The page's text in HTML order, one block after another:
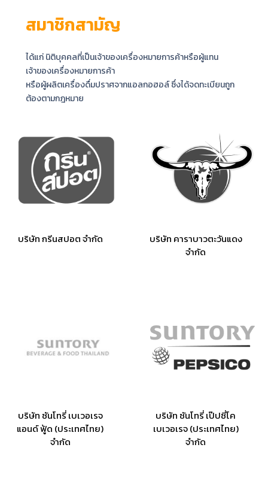
สมาชิกสามัญ
ได้แก่ นิติบุคคลที่เป็นเจ้าของเครื่องหมายการค้าหรือผู้แทน
เจ้าของเครื่องหมายการค้า
หรือผู้ผลิตเครื่องดื่มปราศจากแอลกอฮอล์ ซึ่งได้จดทะเบียนถูก
ต้องตามกฎหมาย
บริษัท กรีนสปอต จำกัด
บริษัท คาราบาวตะวันแดง
จำกัด
บริษัท ซันโทรี่ เบเวอเรจ
แอนด์ ฟู้ด (ประเทศไทย)
จำกัด
บริษัท ซันโทรี่ เป๊ปซี่โค
เบเวอเรจ (ประเทศไทย)
จำกัด